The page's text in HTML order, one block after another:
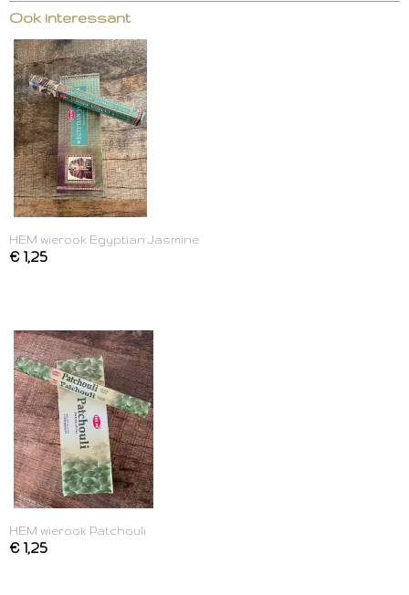
Ook interessant
HEM wierook Egyptian Jasmine
€ 1,25
HEM wierook Patchouli
€ 1,25